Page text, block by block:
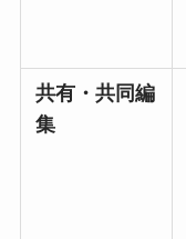
共有・共同編
集